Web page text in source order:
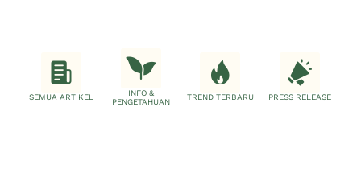
SEMUA ARTIKEL
INFO &
PENGETAHUAN
TREND TERBARU PRESS RELEASE